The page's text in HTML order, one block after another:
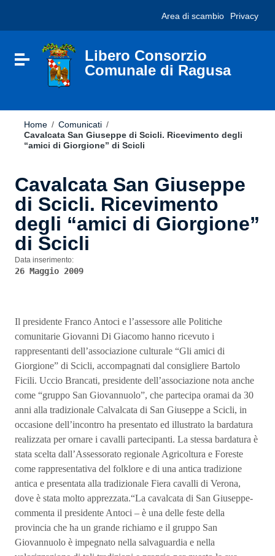
sito
include
Vai al footer
Area di scambio Privacy
Attiva / disattiva la navigazione
Libero Consorzio
Comunale di Ragusa
Home / Comunicati /
Cavalcata San Giuseppe di Scicli. Ricevimento degli
“amici di Giorgione” di Scicli
Cavalcata San Giuseppe
di Scicli. Ricevimento
degli “amici di Giorgione”
di Scicli
Data inserimento:
26 Maggio 2009
Il presidente Franco Antoci e l’assessore alle Politiche
comunitarie Giovanni Di Giacomo hanno ricevuto i
rappresentanti dell’associazione culturale “Gli amici di
Giorgione” di Scicli, accompagnati dal consigliere Bartolo
Ficili. Uccio Brancati, presidente dell’associazione nota anche
come “gruppo San Giovannuolo”, che partecipa oramai da 30
anni alla tradizionale Calvalcata di San Giuseppe a Scicli, in
occasione dell’incontro ha presentato ed illustrato la bardatura
realizzata per ornare i cavalli partecipanti. La stessa bardatura è
stata scelta dall’Assessorato regionale Agricoltura e Foreste
come rappresentativa del folklore e di una antica tradizione
antica e presentata alla tradizionale Fiera cavalli di Verona,
dove è stata molto apprezzata.“La cavalcata di San Giuseppe-
commenta il presidente Antoci – è una delle feste della
provincia che ha un grande richiamo e il gruppo San
Giovannuolo è impegnato nella salvaguardia e nella